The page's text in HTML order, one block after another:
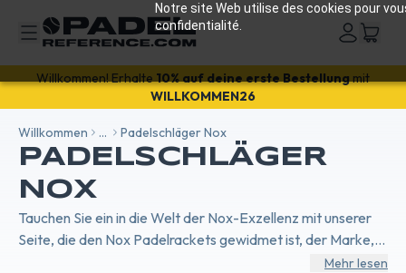
Notre site Web utilise des cookies pour
confidentialité.
Willkommen! Erhalte10% auf deine erste Bestellungmit
WILLKOMMEN26
Willkommen ... Padelschläger Nox
PADELSCHLÄGER
NOX
Tauchen Sie ein in die Welt der Nox-Exzellenz mit unserer
Seite, die den Nox Padelrackets gewidmet ist, der Marke,
die vom Wunderkind Agustin Tapia gewählt wurde.Mehr lesen